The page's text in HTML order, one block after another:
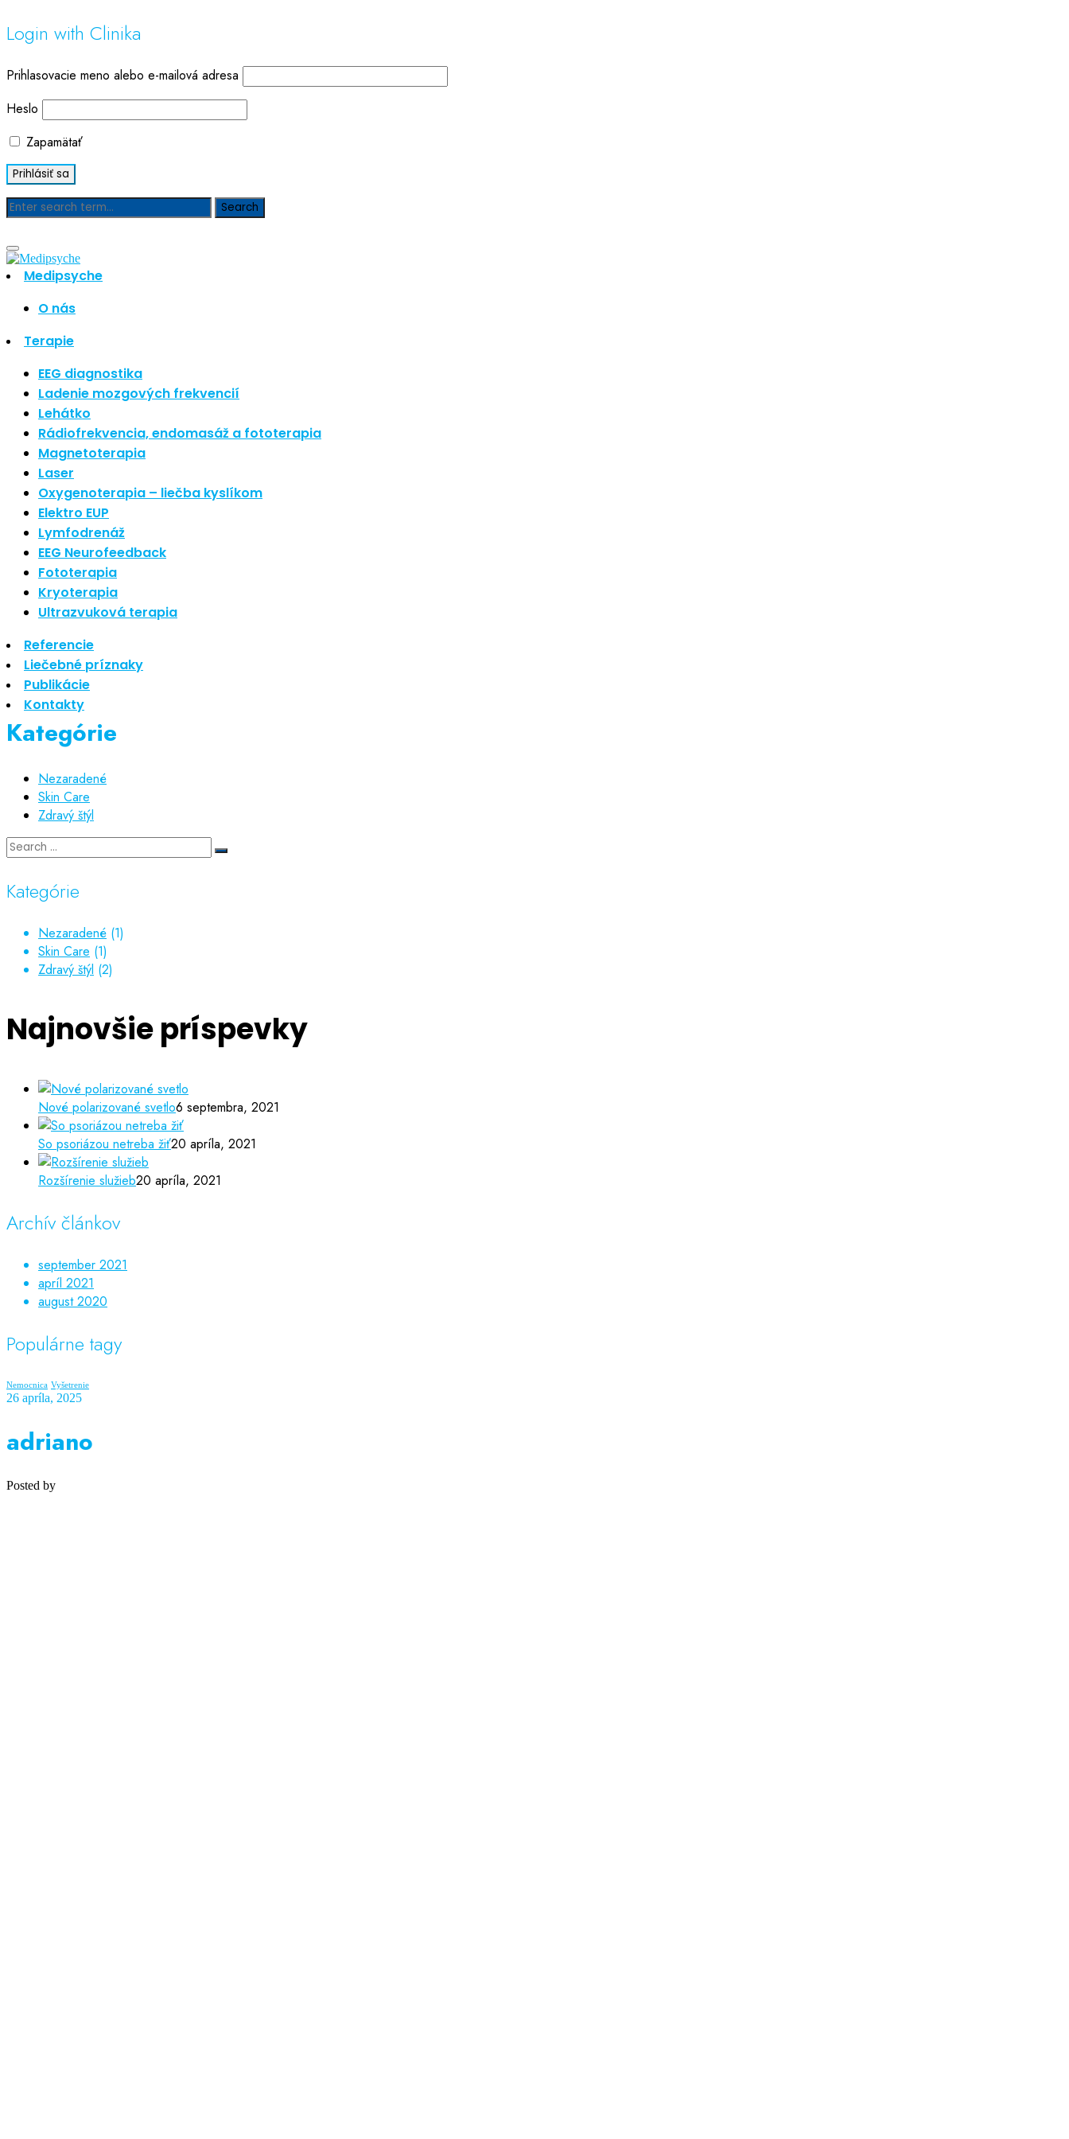
Login with Clinika
Prihlasovacie meno alebo e-mailová adresa
Heslo
Zapamätať
Medipsyche
O nás
Terapie
EEG diagnostika
Ladenie mozgových frekvencií
Lehátko
Rádiofrekvencia, endomasáž a fototerapia
Magnetoterapia
Laser
Oxygenoterapia – liečba kyslíkom
Elektro EUP
Lymfodrenáž
EEG Neurofeedback
Fototerapia
Kryoterapia
Ultrazvuková terapia
Referencie
Liečebné príznaky
Publikácie
Kontakty
Blog
Hľadať
Najnovšie články
Nové polarizované svetlo
So psoriázou netreba žiť
Rozšírenie služieb
Hudba a vývoj mozgu
Najnovšie komentáre
Žiadne komentáre na zobrazenie.
Archív
september 2021
apríl 2021
august 2020
Kategórie
Nezaradené
Skin Care
Zdravý štýl
Kategórie
Nezaradené (1)
Skin Care (1)
Zdravý štýl (2)
Najnovšie príspevky
Nové polarizované svetlo6 septembra, 2021
So psoriázou netreba žiť20 apríla, 2021
Rozšírenie služieb20 apríla, 2021
Archív článkov
september 2021
apríl 2021
august 2020
Populárne tagy
Nemocnica Vyšetrenie
26 apríla, 2025
adriano
Posted by